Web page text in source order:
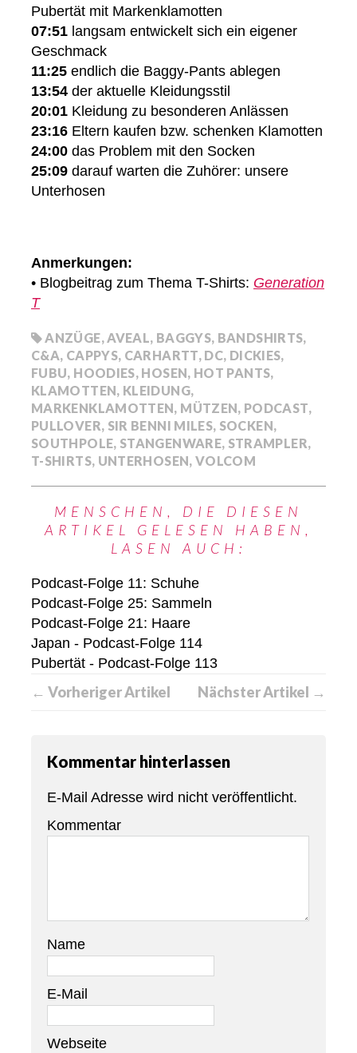
Pubertät mit Markenklamotten
07:51 langsam entwickelt sich ein eigener
Geschmack
11:25 endlich die Baggy-Pants ablegen
13:54 der aktuelle Kleidungsstil
20:01 Kleidung zu besonderen Anlässen
23:16 Eltern kaufen bzw. schenken Klamotten
24:00 das Problem mit den Socken
25:09 darauf warten die Zuhörer: unsere
Unterhosen
Anmerkungen:
• Blogbeitrag zum Thema T-Shirts: Generation
T
ANZÜGE,AVEAL, BAGGYS, BANDSHIRTS,
C&A, CAPPYS, CARHARTT, DC, DICKIES,
FUBU, HOODIES, HOSEN, HOT PANTS,
KLAMOTTEN, KLEIDUNG,
MARKENKLAMOTTEN, MÜTZEN, PODCAST,
PULLOVER, SIR BENNI MILES, SOCKEN,
SOUTHPOLE, STANGENWARE, STRAMPLER,
T-SHIRTS, UNTERHOSEN, VOLCOM
MENSCHEN, DIE DIESEN
ARTIKEL GELESEN HABEN,
LASEN AUCH:
Podcast-Folge 11: Schuhe
Podcast-Folge 25: Sammeln
Podcast-Folge 21: Haare
Japan - Podcast-Folge 114
Pubertät - Podcast-Folge 113
← Vorheriger Artikel Nächster Artikel →
Kommentar hinterlassen
E-Mail Adresse wird nicht veröffentlicht.
Kommentar
Name
E-Mail
Webseite